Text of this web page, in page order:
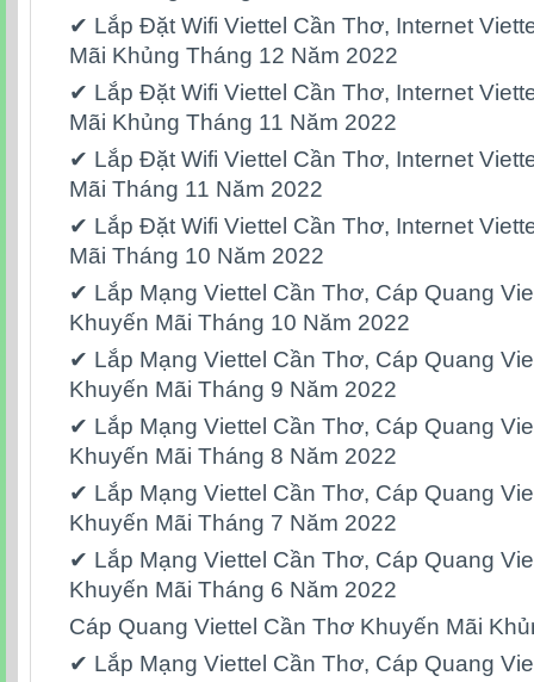
✔ Lắp Đặt Wifi Viettel Cần Thơ, Internet
Mãi Khủng Tháng 12 Năm 2022
✔ Lắp Đặt Wifi Viettel Cần Thơ, Internet
Mãi Khủng Tháng 11 Năm 2022
✔ Lắp Đặt Wifi Viettel Cần Thơ, Internet
Mãi Tháng 11 Năm 2022
✔ Lắp Đặt Wifi Viettel Cần Thơ, Internet
Mãi Tháng 10 Năm 2022
✔ Lắp Mạng Viettel Cần Thơ, Cáp Quang
Khuyến Mãi Tháng 10 Năm 2022
✔ Lắp Mạng Viettel Cần Thơ, Cáp Quang
Khuyến Mãi Tháng 9 Năm 2022
✔ Lắp Mạng Viettel Cần Thơ, Cáp Quang
Khuyến Mãi Tháng 8 Năm 2022
✔ Lắp Mạng Viettel Cần Thơ, Cáp Quang
Khuyến Mãi Tháng 7 Năm 2022
✔ Lắp Mạng Viettel Cần Thơ, Cáp Quang
Khuyến Mãi Tháng 6 Năm 2022
Cáp Quang Viettel Cần Thơ Khuyến Mãi
✔ Lắp Mạng Viettel Cần Thơ, Cáp Quang